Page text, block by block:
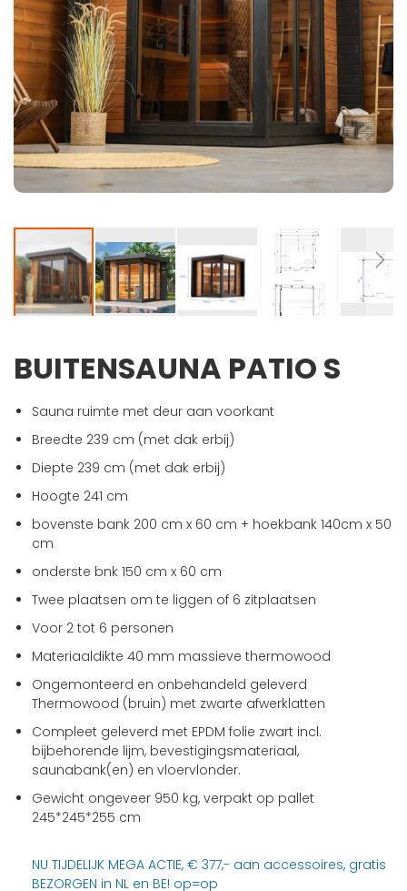
BUITENSAUNA PATIO S
Sauna ruimte met deur aan voorkant
Breedte 239 cm (met dak erbij)
Diepte 239 cm (met dak erbij)
Hoogte 241 cm
bovenste bank 200 cm x 60 cm + hoekbank 140cm x 50
cm
onderste bnk 150 cm x 60 cm
Twee plaatsen om te liggen of 6 zitplaatsen
Voor 2 tot 6 personen
Materiaaldikte 40 mm massieve thermowood
Ongemonteerd en onbehandeld geleverd
Thermowood (bruin) met zwarte afwerklatten
Compleet geleverd met EPDM folie zwart incl.
bijbehorende lijm, bevestigingsmateriaal,
saunabank(en) en vloervlonder.
Gewicht ongeveer 950 kg, verpakt op pallet
245*245*255 cm
NU TIJDELIJK MEGA ACTIE, € 377,- aan accessoires, gratis
BEZORGEN in NL en BE! op=op
Ga
naar
begin
van
afbeeldingen-
gallerij